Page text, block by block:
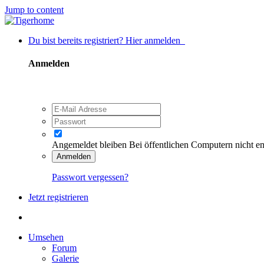
Jump to content
Du bist bereits registriert? Hier anmelden
Anmelden
Angemeldet bleiben Bei öffentlichen Computern nicht
Anmelden
Passwort vergessen?
Jetzt registrieren
Umsehen
Forum
Galerie